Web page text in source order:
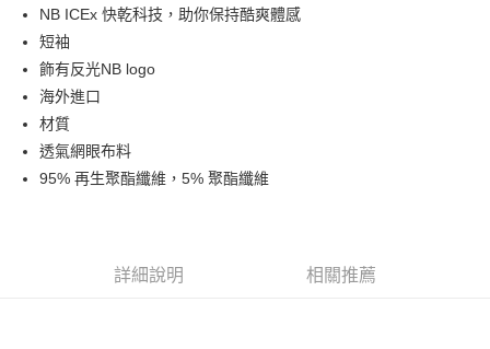
全盈+PAY
大哥付你分期
相關說明
【大哥付你分期使用說明】
1.本服務由台灣大哥大提供，台灣大哥大用戶可立即使用無須另外申請。
2.付款方式選擇「大哥付你分期」，訂單成立後會自動跳轉到大哥付的交易
流程，驗證手機門號後，選擇欲分期的期數、繳款截止日，確認付款後即完
成交易。
【繳款方式說明】
AFTEE先享後付
相關說明
【關於「AFTEE先享後付」】
AFTEE先享後付是「在收到商品之後才付款」的支付方式。 讓您購物簡單
３．安心：先確認商品／服務後，再付款。
ATM付款
付款後全家取貨
NB ICEx 快乾科技，助你保持酷爽體感
短袖
飾有反光NB logo
海外進口
材質
透氣網眼布料
95% 再生聚酯纖維，5% 聚酯纖維
詳細說明 相關推薦